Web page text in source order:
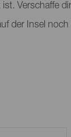
Verschaffe
der Insel